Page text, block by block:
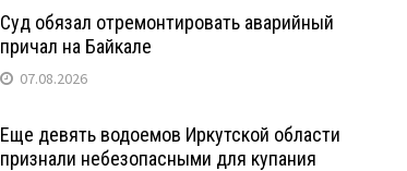
Суд обязал отремонтировать аварийный
причал на Байкале
07.08.2026
Еще девять водоемов Иркутской области
признали небезопасными для купания